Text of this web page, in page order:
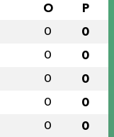
O P
0 0
0 0
0 0
0 0
0 0